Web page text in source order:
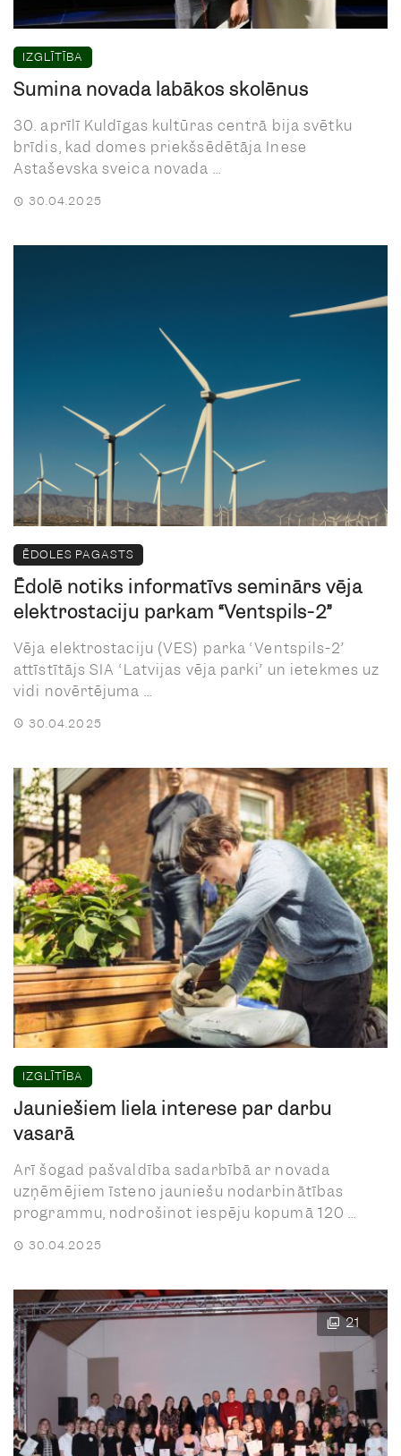
IZGLĪTĪBA
Sumina novada labākos skolēnus
30. aprīlī Kuldīgas kultūras centrā bija svētku
brīdis, kad domes priekšsēdētāja Inese
Astaševska sveica novada ...
30.04.2025
ĒDOLES PAGASTS
Ēdolē notiks informatīvs seminārs vēja
elektrostaciju parkam “Ventspils-2”
Vēja elektrostaciju (VES) parka “Ventspils-2”
attīstītājs SIA “Latvijas vēja parki” un ietekmes uz
vidi novērtējuma ...
30.04.2025
IZGLĪTĪBA
Jauniešiem liela interese par darbu
vasarā
Arī šogad pašvaldība sadarbībā ar novada
uzņēmējiem īsteno jauniešu nodarbinātības
programmu, nodrošinot iespēju kopumā 120 ...
30.04.2025
21